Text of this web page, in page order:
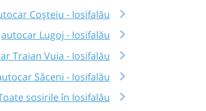
Coșteiu - Iosifalău
autocar Lugoj - Iosifalău
Traian Vuia - Iosifalău
Săceni - Iosifalău
sosirile în Iosifalău